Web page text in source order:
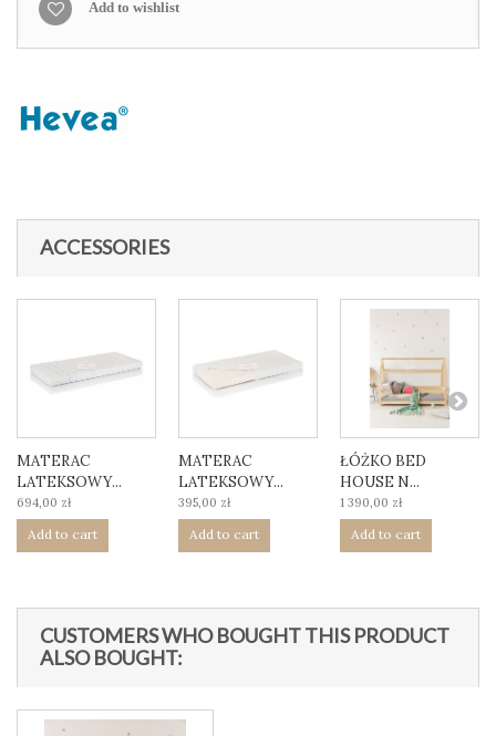
Add to wishlist
ACCESSORIES
MATERAC
LATEKSOWY...
694,00 zł
Add to cart
MATERAC
LATEKSOWY...
395,00 zł
Add to cart
ŁÓŻKO BED
HOUSE N...
1 390,00 zł
Add to cart
CUSTOMERS WHO BOUGHT THIS PRODUCT
ALSO BOUGHT: